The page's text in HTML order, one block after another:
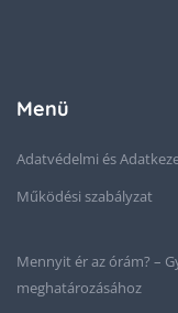
Menü
Adatvédelmi és
Működési szabályzat
Mennyit ér az órám? –
meghatározásához